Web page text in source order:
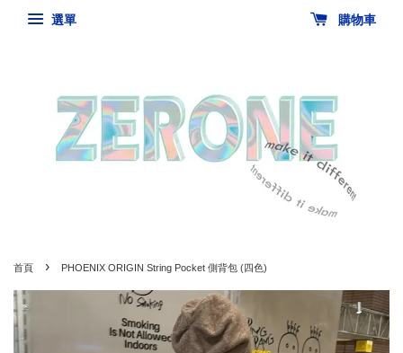
選單 購物車
首頁 › PHOENIX ORIGIN String Pocket 側背包 (四色)